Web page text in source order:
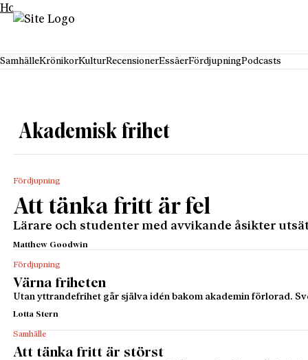
Hoppa till innehåll
SamhälleKrönikorKulturRecensionerEssäerFördjupningPodcasts
Akademisk frihet
Fördjupning
Att tänka fritt är fel
Lärare och studenter med avvikande åsikter
Matthew Goodwin
Fördjupning
Värna friheten
Utan yttrandefrihet går själva idén bakom akademin förlorad.
Lotta Stern
Samhälle
Att tänka fritt är störst